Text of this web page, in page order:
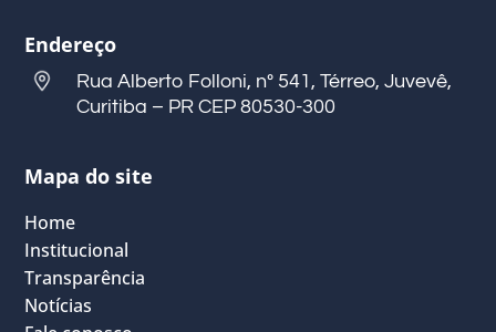
Endereço
Rua Alberto Folloni, nº 541, Térreo, Juvevê,
Curitiba – PR CEP 80530-300
Mapa do site
Home
Institucional
Transparência
Notícias